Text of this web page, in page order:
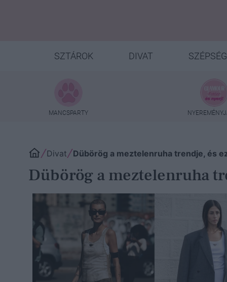
SZTÁROK DIVAT SZÉPSÉG
MANCSPARTY
Divat Dübörög a meztelenruha trendje, és
Dübörög a meztelenruha